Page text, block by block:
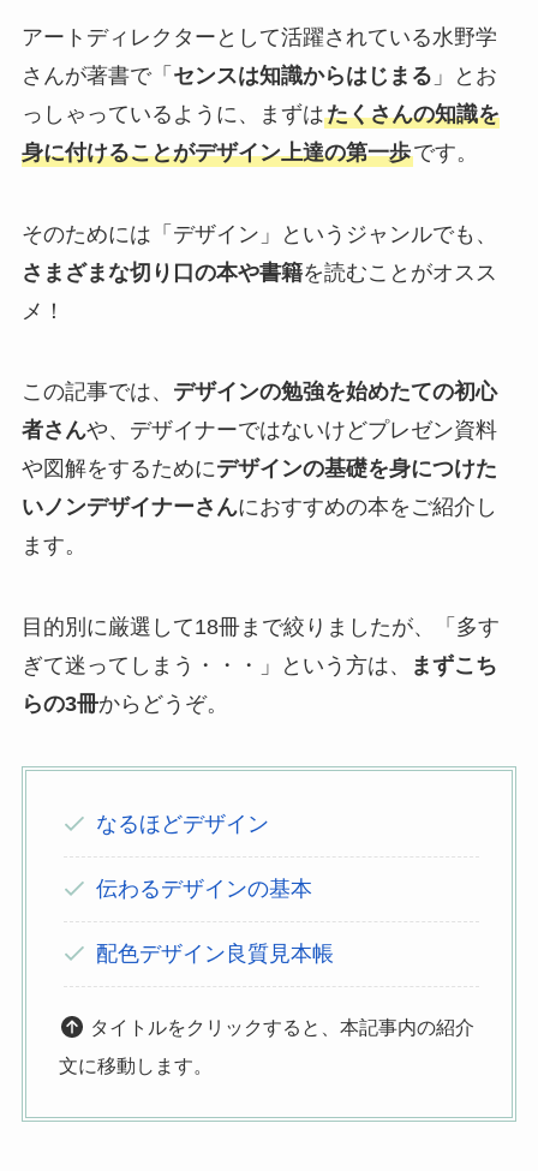
アートディレクターとして活躍されている水野学
さんが著書で「 センスは知識からはじまる 」とお
っしゃっているように、まずはたくさんの知識を
身に付けることがデザイン上達の第一歩です。
そのためには「デザイン」というジャンルでも、
さまざまな切り口の本や書籍を読むことがオスス
メ！
この記事では、 デザインの勉強を始めたての初心
者さんや、デザイナーではないけどプレゼン資料
や図解をするためにデザインの基礎を身につけた
いノンデザイナーさんにおすすめの本をご紹介し
ます。
目的別に厳選して18冊まで絞りましたが、「多す
ぎて迷ってしまう・・・」という方は、
まずこち
らの3冊からどうぞ。
なるほどデザイン
伝わるデザインの基本
配色デザイン良質見本帳
タイトルをクリックすると、本記事内の紹介
文に移動します。